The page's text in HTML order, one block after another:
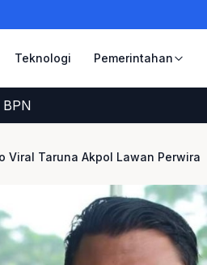
Teknologi Pemerintahan
Viral Taruna Akpol Lawan Perwira